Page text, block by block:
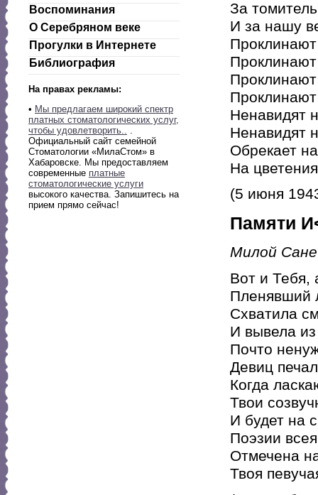
Воспоминания
О Серебряном веке
Прогулки в Интернете
Библиография
На правах рекламы:
• Мы предлагаем широкий спектр
платных стоматологических услуг,
чтобы удовлетворить.. .
Официальный сайт семейной
Стоматологии «МилаСтом» в
Хабаровске. Мы предоставляем
современные платные
стоматологические услуги
высокого качества. Запишитесь на
прием прямо сейчас!
За
И за нашу
Ненавидят
Ненавидят
Обрекает
На
(5 июня
Памяти
Милой Сане
Вот и Тебя,
Пленявший
Схватила
И вывела
Почто
Девиц
Когда
Твои
И будет на
Поэзии
Отмечена
Твоя